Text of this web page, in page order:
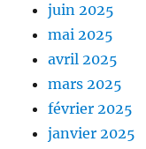
juin 2025
mai 2025
avril 2025
mars 2025
février 2025
janvier 2025